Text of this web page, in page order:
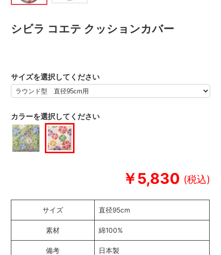
シビラ コエテ クッションカバー
￥5,830
カラーを選択してください
サイズを選択してください
サイズ 直径95cm
素材 綿100%
備考 日本製